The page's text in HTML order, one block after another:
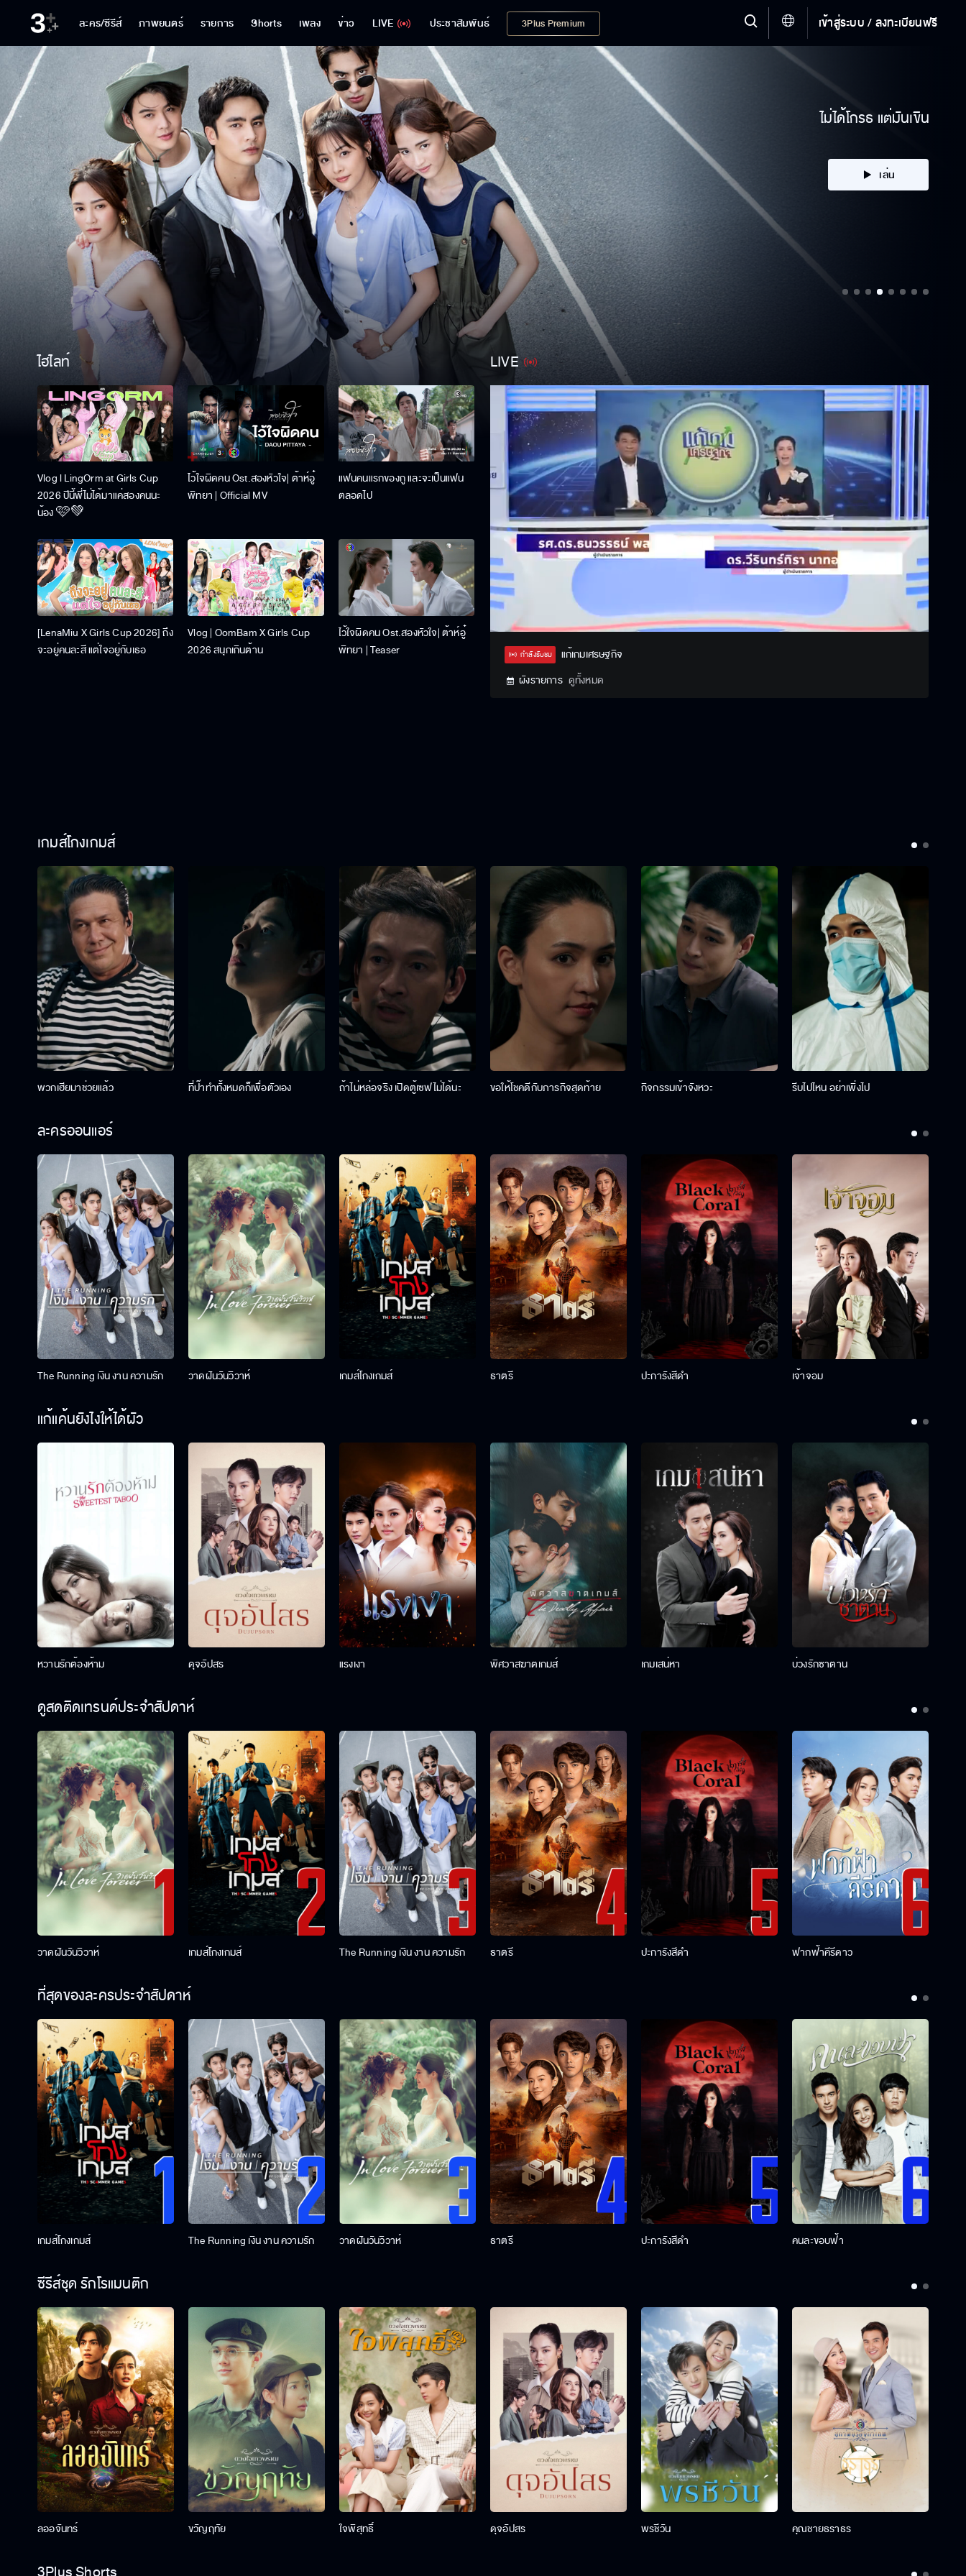
ละคร/ซีรีส์ ภาพยนตร์ รายการ Shorts เพลง ข่าว LIVE ประชาสัมพันธ์ 3Plus Premium เข้าสู่ระบบ / ลงทะเบียนฟรี
ไฮไลท์
Vlog l LingOrm at Girls Cup
2026 ปีนี้พี่ไม่ได้มาแค่สองคนนะ
น้อง 🩷💚
ไว้ใจผิดคน Ost.สองหัวใจ| ต้าห์อู๋
พิทยา | Official MV
แฟนคนแรกของกู และจะเป็นแฟน
ตลอดไป
[LenaMiu X Girls Cup 2026] ถึง
จะอยู่คนละสี แต่ใจอยู่กับเธอ
Vlog | OomBam X Girls Cup
2026 สนุกเกินต้าน
ไว้ใจผิดคน Ost.สองหัวใจ| ต้าห์อู๋
พิทยา | Teaser
LIVE
Stream
Type
Settings
กำลังรับชม
แก้เกมเศรษฐกิจ
ผังรายการ ดูทั้งหมด
เกมส์โกงเกมส์
พวกเฮียมาช่วยแล้ว ที่ป๊าทำทั้งหมดก็เพื่อตัวเอง ถ้าไม่หล่อจริง เปิดตู้เซฟไม่ได้นะ ขอให้โชคดีกับภารกิจสุดท้าย กิจกรรมเข้าจังหวะ รีบไปไหน อย่าเพิ่งไป
ละครออนแอร์
The Running เงิน งาน ความรัก วาดฝันวันวิวาห์ เกมส์โกงเกมส์ ธาตรี ปะการังสีดำ เจ้าจอม
แก้แค้นยังไงให้ได้ผัว
หวานรักต้องห้าม ดุจอัปสร แรงเงา พิศวาสฆาตเกมส์ เกมเสน่หา บ่วงรักซาตาน
ดูสดติดเทรนด์ประจำสัปดาห์
วาดฝันวันวิวาห์ เกมส์โกงเกมส์ The Running เงิน งาน ความรัก ธาตรี ปะการังสีดำ ฟากฟ้าคีรีดาว
ที่สุดของละครประจำสัปดาห์
เกมส์โกงเกมส์ The Running เงิน งาน ความรัก วาดฝันวันวิวาห์ ธาตรี ปะการังสีดำ คนละขอบฟ้า
ซีรีส์ชุด รักโรแมนติก
ลออจันทร์ ขวัญฤทัย ใจพิสุทธิ์ ดุจอัปสร พรชีวัน คุณชายธราธร